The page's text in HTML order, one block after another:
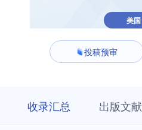
美国
投稿预审
收录汇总 出版文献